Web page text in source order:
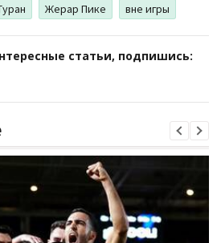
Жерар Пике вне игры
статьи, подпишись: